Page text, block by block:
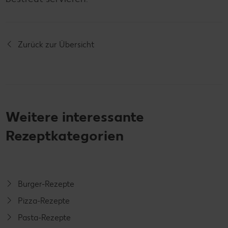
Zurück zur Übersicht
Weitere interessante
Rezeptkategorien
Burger-Rezepte
Pizza-Rezepte
Pasta-Rezepte